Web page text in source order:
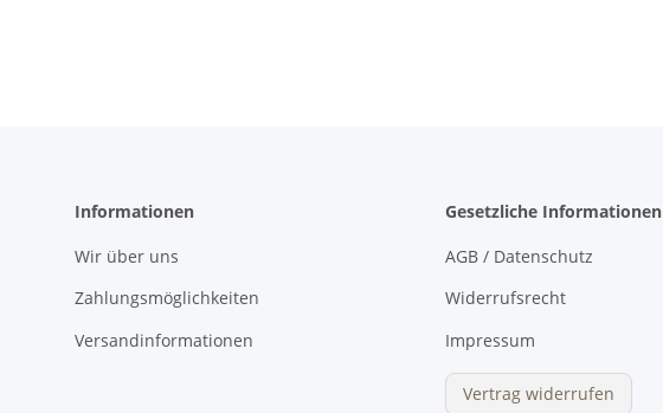
Informationen
Wir über uns
Zahlungsmöglichkeiten
Versandinformationen
Gesetzliche Informationen
AGB / Datenschutz
Widerrufsrecht
Impressum
Vertrag widerrufen